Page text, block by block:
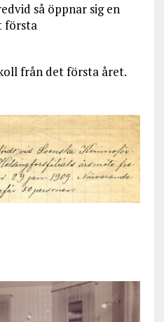
så öppnar sig en
första
från det första året.